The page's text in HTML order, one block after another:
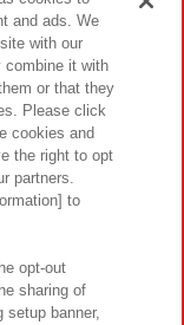
イトポリシー
ィ方針と検証結果
問・お問い合わせ
and ads. We
with our
combine it with
or that they
Please click
cookies and
the right to opt
partners.
to
opt-out
sharing of
setup banner,